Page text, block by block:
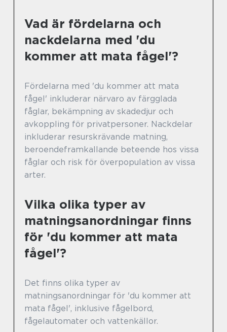
Vad är fördelarna och
nackdelarna med 'du
kommer att mata fågel'?
Fördelarna med 'du kommer att mata
fågel' inkluderar närvaro av färgglada
fåglar, bekämpning av skadedjur och
avkoppling för privatpersoner. Nackdelar
inkluderar resurskrävande matning,
beroendeframkallande beteende hos vissa
fåglar och risk för överpopulation av vissa
arter.
Vilka olika typer av
matningsanordningar finns
för 'du kommer att mata
fågel'?
Det finns olika typer av
matningsanordningar för 'du kommer att
mata fågel', inklusive fågelbord,
fågelautomater och vattenkällor.